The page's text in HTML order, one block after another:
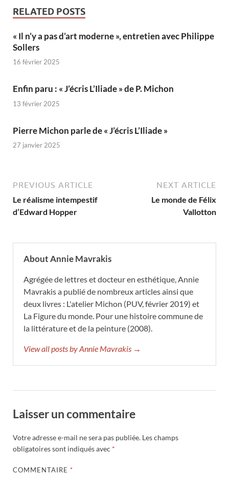
RELATED POSTS
« Il n’y a pas d’art moderne », entretien avec Philippe
Sollers
16 février 2025
Enfin paru : « J’écris L’Iliade » de P. Michon
13 février 2025
Pierre Michon parle de « J’écris L’Iliade »
27 janvier 2025
PREVIOUS ARTICLE
Le réalisme intempestif
d’Edward Hopper
NEXT ARTICLE
Le monde de Félix
Vallotton
About Annie Mavrakis
Agrégée de lettres et docteur en esthétique, Annie
Mavrakis a publié de nombreux articles ainsi que
deux livres : L'atelier Michon (PUV, février 2019) et
La Figure du monde. Pour une histoire commune de
la littérature et de la peinture (2008).
View all posts by Annie Mavrakis →
Laisser un commentaire
Votre adresse e-mail ne sera pas publiée. Les champs
obligatoires sont indiqués avec *
COMMENTAIRE *